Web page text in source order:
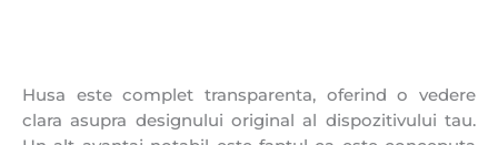
Husa este complet transparenta, oferind o vedere
clara asupra designului original al dispozitivului tau.